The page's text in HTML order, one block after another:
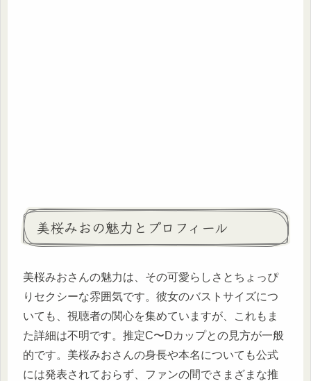
美桜みおの魅力とプロフィール
美桜みおさんの魅力は、その可愛らしさとちょっぴ
りセクシーな雰囲気です。彼女のバストサイズにつ
いても、視聴者の関心を集めていますが、これもま
た詳細は不明です。推定C〜Dカップとの見方が一般
的です。美桜みおさんの身長や本名についても公式
には発表されておらず、ファンの間でさまざまな推